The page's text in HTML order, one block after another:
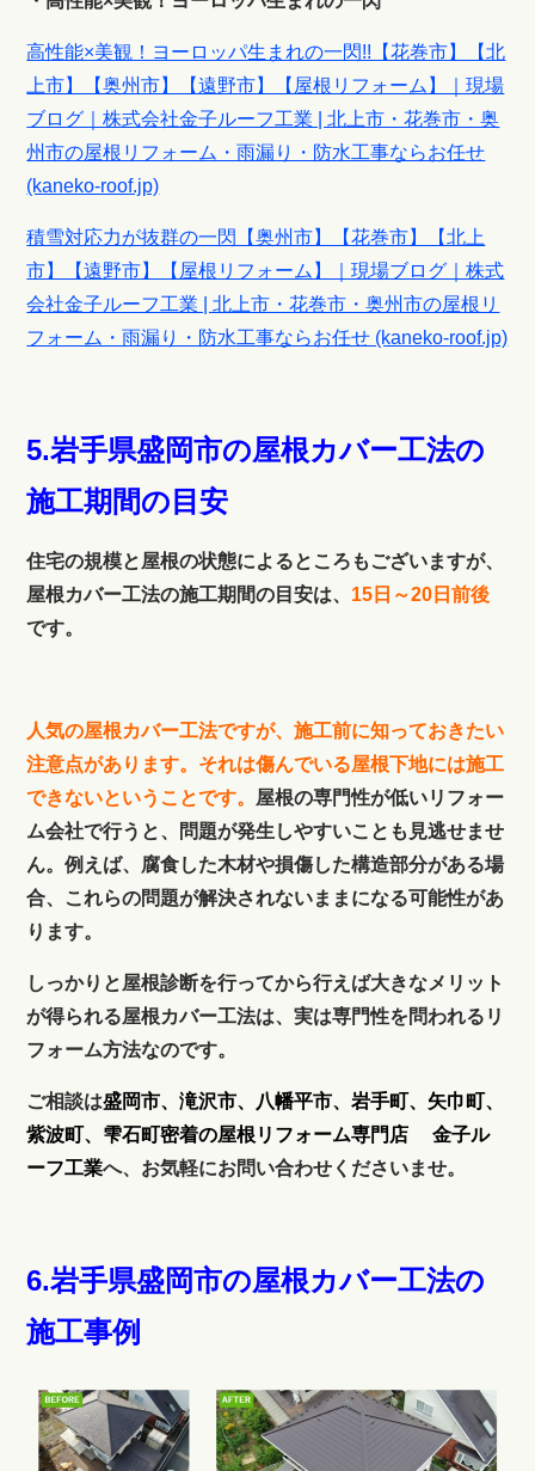
高性能×美観！ヨーロッパ生まれの一閃!!【花巻市】【北
上市】【奥州市】【遠野市】【屋根リフォーム】｜現場
ブログ｜株式会社金子ルーフ工業 | 北上市・花巻市・奥
州市の屋根リフォーム・雨漏り・防水工事ならお任せ
(kaneko-roof.jp)
積雪対応力が抜群の一閃【奥州市】【花巻市】【北上
市】【遠野市】【屋根リフォーム】｜現場ブログ｜株式
会社金子ルーフ工業 | 北上市・花巻市・奥州市の屋根リ
フォーム・雨漏り・防水工事ならお任せ (kaneko-roof.jp)
5.岩手県盛岡市の屋根カバー工法の
施工期間の目安
住宅の規模と屋根の状態によるところもございますが、
屋根カバー工法の施工期間の目安は、 15日～20日前後
です。
人気の屋根カバー工法ですが、施工前に知っておきたい
注意点があります。それは傷んでいる屋根下地には施工
できないということです。 屋根の専門性が低いリフォー
ム会社で行うと、問題が発生しやすいことも見逃せませ
ん。例えば、腐食した木材や損傷した構造部分がある場
合、これらの問題が解決されないままになる可能性があ
ります。
しっかりと屋根診断を行ってから行えば大きなメリット
が得られる屋根カバー工法は、実は専門性を問われるリ
フォーム方法なのです。
ご相談は盛岡市、滝沢市、八幡平市、岩手町、矢巾町、
紫波町、雫石町密着の屋根リフォーム専門店 金子ル
ーフ工業へ、お気軽にお問い合わせくださいませ。
6.岩手県盛岡市の屋根カバー工法の
施工事例